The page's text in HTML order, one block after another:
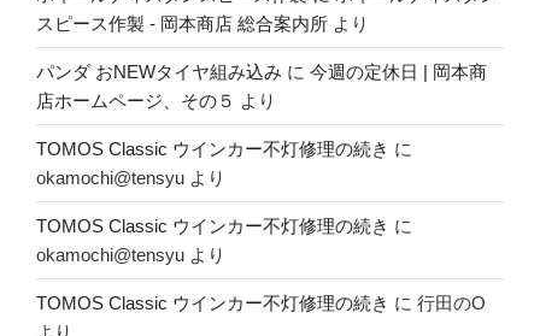
スピース作製 - 岡本商店 総合案内所 より
パンダ おNEWタイヤ組み込み に 今週の定休日 | 岡本商
店ホームページ、その５ より
TOMOS Classic ウインカー不灯修理の続き に
okamochi@tensyu より
TOMOS Classic ウインカー不灯修理の続き に
okamochi@tensyu より
TOMOS Classic ウインカー不灯修理の続き に 行田のO
より